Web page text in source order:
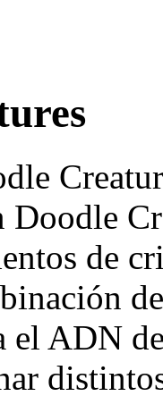
Doodle
de
el ADN